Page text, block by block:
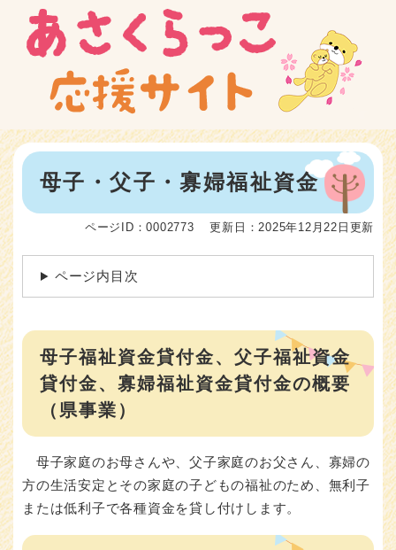
す
。
メニューを飛ばして本文へ
本
母子・父子・寡婦福祉資金
ページID：0002773 更新日：2025年12月22日更新
ページ内目次
母子福祉資金貸付金、父子福祉資金
貸付金、寡婦福祉資金貸付金の概要
（県事業）
母子家庭のお母さんや、父子家庭のお父さん、寡婦の
方の生活安定とその家庭の子どもの福祉のため、無利子
または低利子で各種資金を貸し付けします。